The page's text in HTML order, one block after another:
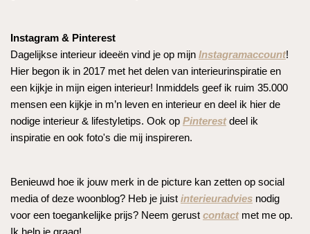
Instagram & Pinterest
Dagelijkse interieur ideeën vind je op mijn Instagramaccount!
Hier begon ik in 2017 met het delen van interieurinspiratie en
een kijkje in mijn eigen interieur! Inmiddels geef ik ruim 35.000
mensen een kijkje in m’n leven en interieur en deel ik hier de
nodige interieur & lifestyletips. Ook op Pinterestdeel ik
inspiratie en ook foto's die mij inspireren.
Benieuwd hoe ik jouw merk in de picture kan zetten op social
media of deze woonblog? Heb je juist interieuradvies nodig
voor een toegankelijke prijs? Neem gerust contactmet me op.
Ik help je graag!